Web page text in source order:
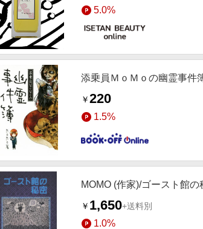
5.0%
添乗員ＭｏＭｏの幽霊事件
￥220
1.5%
MOMO (作家)/ゴースト館
￥ 1,650+送料別
1.0%